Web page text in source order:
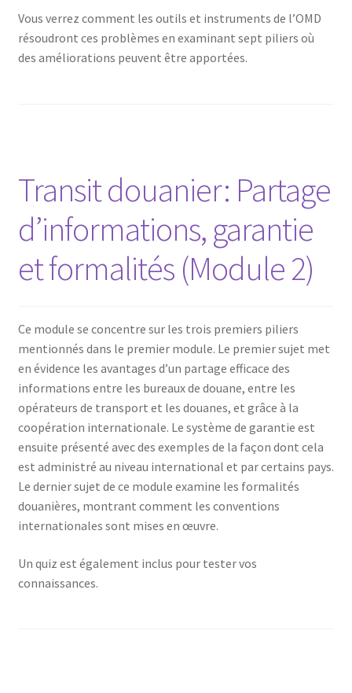
Vous verrez comment les outils et instruments de l’OMD
résoudront ces problèmes en examinant sept piliers où
des améliorations peuvent être apportées.
Transit douanier: Partage
d’informations, garantie
et formalités (Module 2)
Ce module se concentre sur les trois premiers piliers
mentionnés dans le premier module. Le premier sujet met
en évidence les avantages d’un partage efficace des
informations entre les bureaux de douane, entre les
opérateurs de transport et les douanes, et grâce à la
coopération internationale. Le système de garantie est
ensuite présenté avec des exemples de la façon dont cela
est administré au niveau international et par certains pays.
Le dernier sujet de ce module examine les formalités
douanières, montrant comment les conventions
internationales sont mises en œuvre.
Un quiz est également inclus pour tester vos
connaissances.